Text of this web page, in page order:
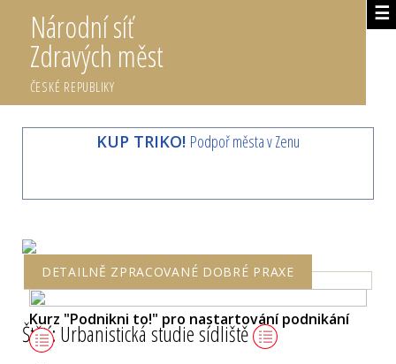
☰
Národní síť
Zdravých měst
ČESKÉ REPUBLIKY
KUP TRIKO! Podpoř města v Zenu
DETAILNĚ ZPRACOVANÉ DOBRÉ PRAXE
Kurz "Podnikni to!" pro nastartování podnikání
Štětí: Urbanistická studie sídliště